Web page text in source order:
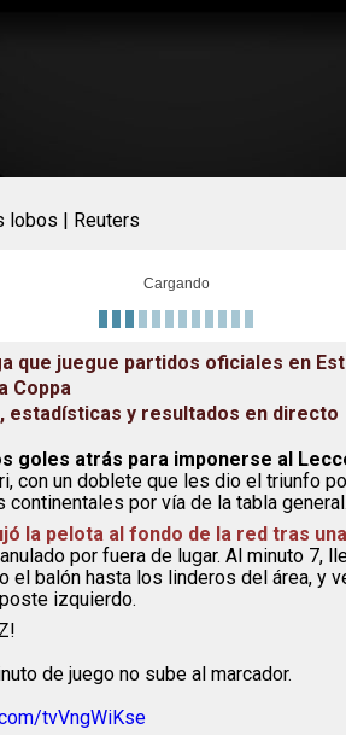
lobos | Reuters
Cargando
que juegue partidos oficiales en
Coppa
estadísticas y resultados en directo
goles atrás para imponerse al
con un doblete que les dio el triunfo
por vía de la tabla general.
la pelota al fondo de la red tras
por fuera de lugar. Al minuto 7,
el balón hasta los linderos del área, y
izquierdo.
de juego no sube al marcador.
tvVngWiKse